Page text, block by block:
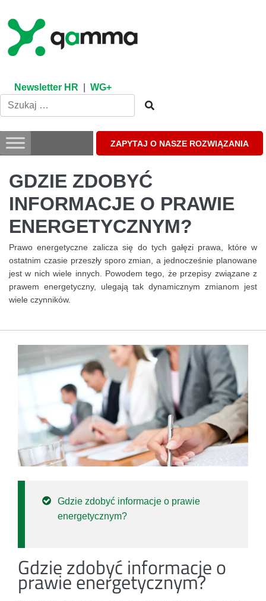
content
Newsletter HR WG+
ZAPYTAJ O NASZE ROZWIĄZANIA
GDZIE ZDOBYĆ
INFORMACJE O PRAWIE
ENERGETYCZNYM?
Prawo energetyczne zalicza się do tych gałęzi prawa, które w
ostatnim czasie przeszły sporo zmian, a jednocześnie planowane
jest w nich wiele innych. Powodem tego, że przepisy związane z
prawem energetyczny, ulegają tak dynamicznym zmianom jest
wiele czynników.
Gdzie zdobyć informacje o prawie
energetycznym?
Gdzie zdobyć informacje o
prawie energetycznym?